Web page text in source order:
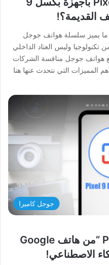
القديمة؟!
ما يميز سلسلة هواتف جوجل
وليس العتاد الداخلي
هواتف جوجل منافسة الشركات
المميزات التي نتحدث عنها هنا
جوجل كاميرا
تحميل Pixel Camera v9.5 “من هاتف Google